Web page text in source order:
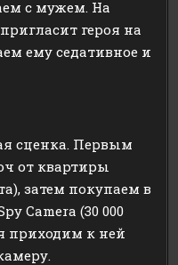
с мужем. На
героя на
ему седативное и
сценка. Первым
от квартиры
затем покупаем в
Camera (30 000
приходим к ней